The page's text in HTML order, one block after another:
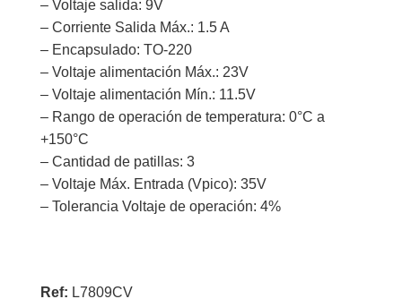
– Voltaje salida: 9V
– Corriente Salida Máx.: 1.5 A
– Encapsulado: TO-220
– Voltaje alimentación Máx.: 23V
– Voltaje alimentación Mín.: 11.5V
– Rango de operación de temperatura: 0°C a
+150°C
– Cantidad de patillas: 3
– Voltaje Máx. Entrada (Vpico): 35V
– Tolerancia Voltaje de operación: 4%
Ref: L7809CV